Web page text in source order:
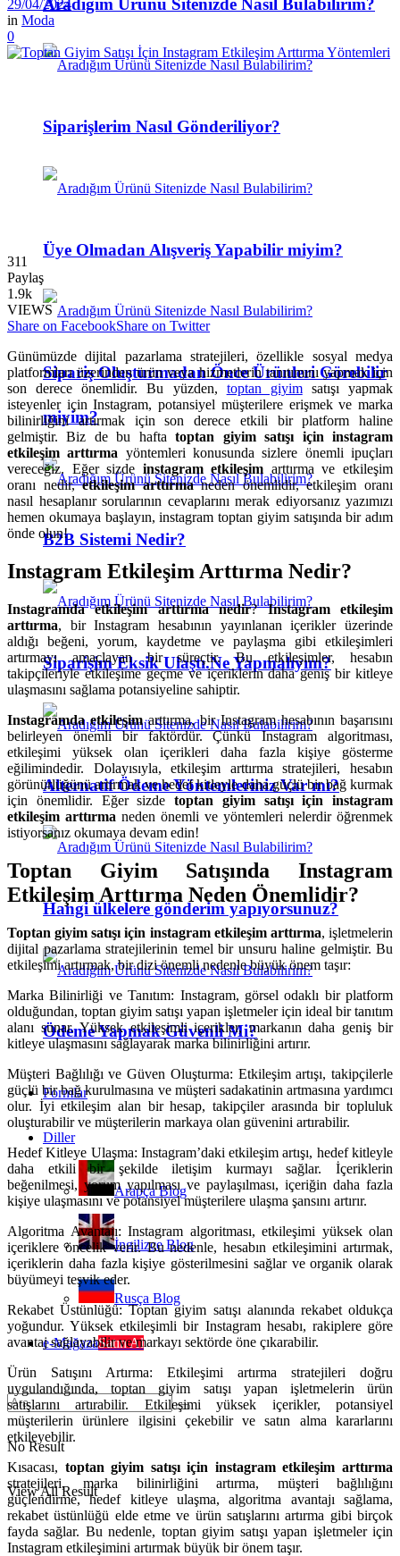
Aradığım Ürünü Sitenizde Nasıl Bulabilirim?
Siparişlerim Nasıl Gönderiliyor?
Üye Olmadan Alışveriş Yapabilir miyim?
Sipariş Oluşturmadan Önce Ürünleri Görebilir
miyim?
B2B Sistemi Nedir?
Siparişim Eksik Ulaştı.Ne Yapmalıyım?
Alternatif Ödeme Yöntemleriniz Var mı?
Hangi ülkelere gönderim yapıyorsunuz?
Ödeme Yapmak Güvenli Mi?
Formlar
Diller
Arapça Blog
İngilizce Blog
Rusça Blog
e-MağazaSatın Al
No Result
View All Result
29/04/2024
in Moda
0
311
Paylaş
1.9k
VIEWS
Share on FacebookShare on Twitter
Günümüzde dijital pazarlama stratejileri, özellikle sosyal medya
platformları üzerinden ürün veya hizmetlerin tanıtımını yapmak için
son derece önemlidir. Bu yüzden, toptan giyimsatışı yapmak
isteyenler için Instagram, potansiyel müşterilere erişmek ve marka
bilinirliğini artırmak için son derece etkili bir platform haline
gelmiştir. Biz de bu haftatoptan giyim satışı için instagram
etkileşim arttırma yöntemleri konusunda sizlere önemli ipuçları
vereceğiz. Eğer sizde instagram etkileşim arttırma ve etkileşim
oranı nedir,etkileşim arttırmaneden önemlidir, etkileşim oranı
nasıl hesaplanır sorularının cevaplarını merak ediyorsanız yazımızı
hemen okumaya başlayın, instagram toptan giyim satışında bir adım
önde olun!
Instagram Etkileşim Arttırma Nedir?
Instagramda etkileşim arttırma nedir?Instagram etkileşim
arttırma, bir Instagram hesabının yayınlanan içerikler üzerinde
aldığı beğeni, yorum, kaydetme ve paylaşma gibi etkileşimleri
artırmayı amaçlayan bir süreçtir. Bu etkileşimler, hesabın
takipçileriyle etkileşime geçme ve içeriklerin daha geniş bir kitleye
ulaşmasını sağlama potansiyeline sahiptir.
Instagramda etkileşimarttırma, bir Instagram hesabının başarısını
belirleyen önemli bir faktördür. Çünkü Instagram algoritması,
etkileşimi yüksek olan içerikleri daha fazla kişiye gösterme
eğilimindedir. Dolayısıyla, etkileşim arttırma stratejileri, hesabın
görünürlüğünü artırmak ve hedef kitleyle daha güçlü bir bağ kurmak
için önemlidir. Eğer sizde toptan giyim satışı için instagram
etkileşim arttırma neden önemli ve yöntemleri nelerdir öğrenmek
istiyorsanız okumaya devam edin!
Toptan Giyim Satışında Instagram
Etkileşim Arttırma Neden Önemlidir?
Toptan giyim satışı için instagram etkileşim arttırma, işletmelerin
dijital pazarlama stratejilerinin temel bir unsuru haline gelmiştir. Bu
etkileşimi artırmak, bir dizi önemli nedenle büyük önem taşır:
Marka Bilinirliği ve Tanıtım: Instagram, görsel odaklı bir platform
olduğundan, toptan giyim satışı yapan işletmeler için ideal bir tanıtım
alanı sunar. Yüksek etkileşimli içerikler, markanın daha geniş bir
kitleye ulaşmasını sağlayarak marka bilinirliğini artırır.
Müşteri Bağlılığı ve Güven Oluşturma: Etkileşim artışı, takipçilerle
güçlü bir bağ kurulmasına ve müşteri sadakatinin artmasına yardımcı
olur. İyi etkileşim alan bir hesap, takipçiler arasında bir topluluk
oluşturabilir ve müşterilerin markaya olan güvenini artırabilir.
Hedef Kitleye Ulaşma: Instagram’daki etkileşim artışı, hedef kitleyle
daha etkili bir şekilde iletişim kurmayı sağlar. İçeriklerin
beğenilmesi, yorum yapılması ve paylaşılması, içeriğin daha fazla
kişiye ulaşmasını ve potansiyel müşterilere ulaşma şansını artırır.
Algoritma Avantajı: Instagram algoritması, etkileşimi yüksek olan
içeriklere öncelik verir. Bu nedenle, hesabın etkileşimini artırmak,
içeriklerin daha fazla kişiye gösterilmesini sağlar ve organik olarak
büyümeyi teşvik eder.
Rekabet Üstünlüğü: Toptan giyim satışı alanında rekabet oldukça
yoğundur. Yüksek etkileşimli bir Instagram hesabı, rakiplere göre
avantaj sağlayabilir ve markayı sektörde öne çıkarabilir.
Ürün Satışını Artırma: Etkileşimi artırma stratejileri doğru
uygulandığında, toptan giyim satışı yapan işletmelerin ürün
satışlarını artırabilir. Etkileşimi yüksek içerikler, potansiyel
müşterilerin ürünlere ilgisini çekebilir ve satın alma kararlarını
etkileyebilir.
Kısacası, toptan giyim satışı için instagram etkileşim arttırma
stratejileri, marka bilinirliğini artırma, müşteri bağlılığını
güçlendirme, hedef kitleye ulaşma, algoritma avantajı sağlama,
rekabet üstünlüğü elde etme ve ürün satışlarını artırma gibi birçok
fayda sağlar. Bu nedenle, toptan giyim satışı yapan işletmeler için
Instagram etkileşimini artırmak büyük bir önem taşır.